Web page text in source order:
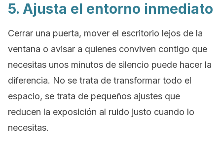
5. Ajusta el entorno inmediato
Cerrar una puerta, mover el escritorio lejos de la
ventana o avisar a quienes conviven contigo que
necesitas unos minutos de silencio puede hacer la
diferencia. No se trata de transformar todo el
espacio, se trata de pequeños ajustes que
reducen la exposición al ruido justo cuando lo
necesitas.